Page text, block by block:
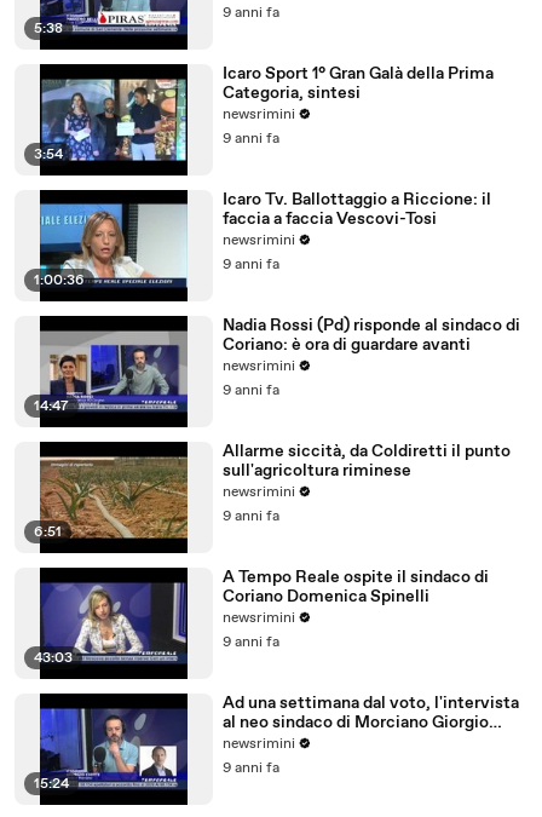
5:38
9 anni fa
3:54
Icaro Sport 1° Gran Galà della Prima
Categoria, sintesi
newsrimini
9 anni fa
1:00:36
Icaro Tv. Ballottaggio a Riccione: il
faccia a faccia Vescovi-Tosi
newsrimini
9 anni fa
14:47
Nadia Rossi (Pd) risponde al sindaco di
Coriano: è ora di guardare avanti
newsrimini
9 anni fa
6:51
Allarme siccità, da Coldiretti il punto
sull'agricoltura riminese
newsrimini
9 anni fa
43:03
A Tempo Reale ospite il sindaco di
Coriano Domenica Spinelli
newsrimini
9 anni fa
15:24
Ad una settimana dal voto, l'intervista
al neo sindaco di Morciano Giorgio
Ciotti
newsrimini
9 anni fa